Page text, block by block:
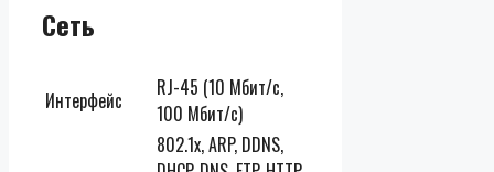
Сеть
Интерфейс
RJ-45 (10 Мбит/с,
100 Мбит/с)
802.1x, ARP, DDNS,